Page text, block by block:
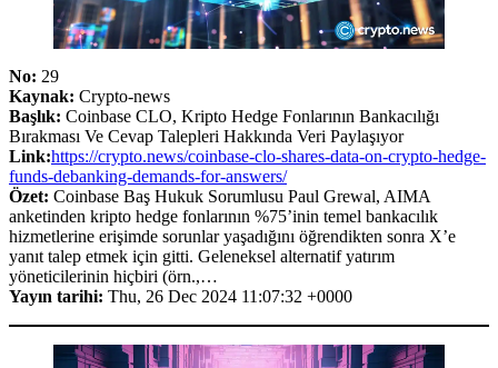
No: 29
Kaynak: Crypto-news
Başlık: Coinbase CLO, Kripto Hedge Fonlarının Bankacılığı
Bırakması Ve Cevap Talepleri Hakkında Veri Paylaşıyor
Link:https://crypto.news/coinbase-clo-shares-data-on-crypto-hedge-
funds-debanking-demands-for-answers/
Özet: Coinbase Baş Hukuk Sorumlusu Paul Grewal, AIMA
anketinden kripto hedge fonlarının %75’inin temel bankacılık
hizmetlerine erişimde sorunlar yaşadığını öğrendikten sonra X’e
yanıt talep etmek için gitti. Geleneksel alternatif yatırım
yöneticilerinin hiçbiri (örn.,…
Yayın tarihi: Thu, 26 Dec 2024 11:07:32 +0000